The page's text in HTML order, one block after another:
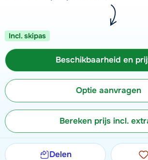
Incl. skipas
Beschikbaarheid en
Optie aanvragen
Bereken prijs incl.
Delen